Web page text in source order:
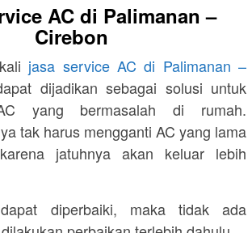
AC di Palimanan –
Cirebon
jasa service AC di Palimanan –
dijadikan sebagai solusi untuk
yang bermasalah di rumah.
tak harus mengganti AC yang lama
jatuhnya akan keluar lebih
diperbaiki, maka tidak ada